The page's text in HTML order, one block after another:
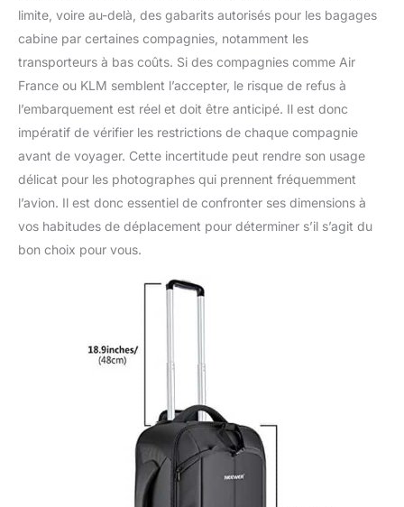
limite, voire au-delà, des gabarits autorisés pour les bagages
cabine par certaines compagnies, notamment les
transporteurs à bas coûts. Si des compagnies comme Air
France ou KLM semblent l’accepter, le risque de refus à
l’embarquement est réel et doit être anticipé. Il est donc
impératif de vérifier les restrictions de chaque compagnie
avant de voyager. Cette incertitude peut rendre son usage
délicat pour les photographes qui prennent fréquemment
l’avion. Il est donc essentiel de confronter ses dimensions à
vos habitudes de déplacement pour déterminer s’il s’agit du
bon choix pour vous.